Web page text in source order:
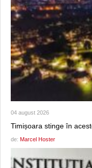
04 august 2026
Timișoara stinge în
de: Marcel Hoster